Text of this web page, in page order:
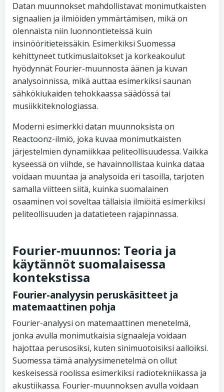
Datan muunnokset mahdollistavat monimutkaisten
signaalien ja ilmiöiden ymmärtämisen, mikä on
olennaista niin luonnontieteissä kuin
insinööritieteissäkin. Esimerkiksi Suomessa
kehittyneet tutkimuslaitokset ja korkeakoulut
hyödynnät Fourier-muunnosta äänen ja kuvan
analysoinnissa, mikä auttaa esimerkiksi saunan
sähkökiukaiden tehokkaassa säädössä tai
musiikkiteknologiassa.
Moderni esimerkki datan muunnoksista on
Reactoonz-ilmiö, joka kuvaa monimutkaisten
järjestelmien dynamiikkaa peliteollisuudessa. Vaikka
kyseessä on viihde, se havainnollistaa kuinka dataa
voidaan muuntaa ja analysoida eri tasoilla, tarjoten
samalla viitteen siitä, kuinka suomalainen
osaaminen voi soveltaa tällaisia ilmiöitä esimerkiksi
peliteollisuuden ja datatieteen rajapinnassa.
Fourier-muunnos: Teoria ja
käytännöt suomalaisessa
kontekstissa
Fourier-analyysin peruskäsitteet ja
matemaattinen pohja
Fourier-analyysi on matemaattinen menetelmä,
jonka avulla monimutkaisia signaaleja voidaan
hajottaa perusosiksi, kuten sinimuotoisiksi aalloiksi.
Suomessa tämä analyysimenetelmä on ollut
keskeisessä roolissa esimerkiksi radiotekniikassa ja
akustiikassa. Fourier-muunnoksen avulla voidaan